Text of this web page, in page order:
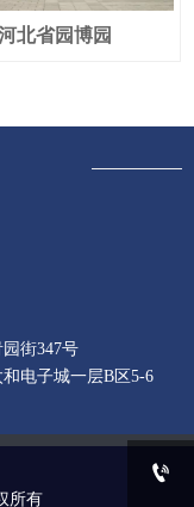
北省园博园
街347号
电子城一层B区5-6
所有
